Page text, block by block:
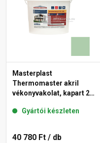
Masterplast
Thermomaster akril
vékonyvakolat, kapart 2
Gyártói készleten
40 780 Ft / db